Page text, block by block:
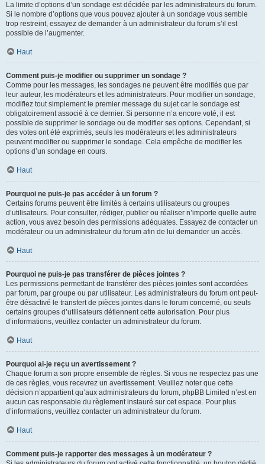
La limite d’options d’un sondage est décidée par les administrateurs du forum.
Si le nombre d’options que vous pouvez ajouter à un sondage vous semble
trop restreint, essayez de demander à un administrateur du forum s’il est
possible de l’augmenter.
Haut
Comment puis-je modifier ou supprimer un sondage ?
Comme pour les messages, les sondages ne peuvent être modifiés que par
leur auteur, les modérateurs et les administrateurs. Pour modifier un sondage,
modifiez tout simplement le premier message du sujet car le sondage est
obligatoirement associé à ce dernier. Si personne n’a encore voté, il est
possible de supprimer le sondage ou de modifier ses options. Cependant, si
des votes ont été exprimés, seuls les modérateurs et les administrateurs
peuvent modifier ou supprimer le sondage. Cela empêche de modifier les
options d’un sondage en cours.
Haut
Pourquoi ne puis-je pas accéder à un forum ?
Certains forums peuvent être limités à certains utilisateurs ou groupes
d’utilisateurs. Pour consulter, rédiger, publier ou réaliser n’importe quelle autre
action, vous avez besoin des permissions adéquates. Essayez de contacter un
modérateur ou un administrateur du forum afin de lui demander un accès.
Haut
Pourquoi ne puis-je pas transférer de pièces jointes ?
Les permissions permettant de transférer des pièces jointes sont accordées
par forum, par groupe ou par utilisateur. Les administrateurs du forum ont peut-
être désactivé le transfert de pièces jointes dans le forum concerné, ou seuls
certains groupes d’utilisateurs détiennent cette autorisation. Pour plus
d’informations, veuillez contacter un administrateur du forum.
Haut
Pourquoi ai-je reçu un avertissement ?
Chaque forum a son propre ensemble de règles. Si vous ne respectez pas une
de ces règles, vous recevrez un avertissement. Veuillez noter que cette
décision n’appartient qu’aux administrateurs du forum, phpBB Limited n’est en
aucun cas responsable du règlement instauré sur cet espace. Pour plus
d’informations, veuillez contacter un administrateur du forum.
Haut
Comment puis-je rapporter des messages à un modérateur ?